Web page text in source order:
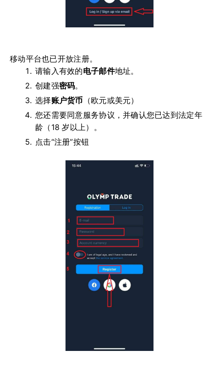
移动平台也已开放注册。
请输入有效的电子邮件地址。
创建强密码。
选择账户货币 （欧元或美元）
您还需要同意服务协议，并确认您已达到法定年
龄（18 岁以上）。
点击“注册”按钮